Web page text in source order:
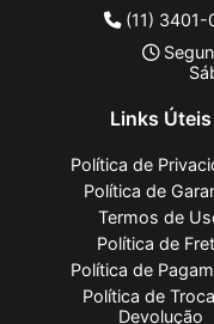
(11) 3401-
Links Úteis
Política de
Política de
Termos de
Política de
Política de
Política de
Devolução